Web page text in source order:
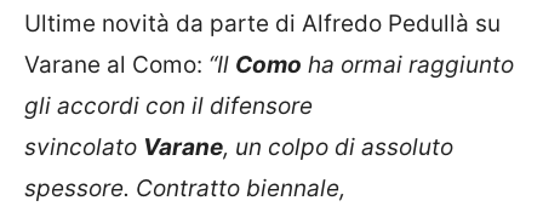
Ultime novità da parte di Alfredo Pedullà su
Varane al Como: “Il Como ha ormai raggiunto
gli accordi con il difensore
svincolato Varane, un colpo di assoluto
spessore. Contratto biennale,